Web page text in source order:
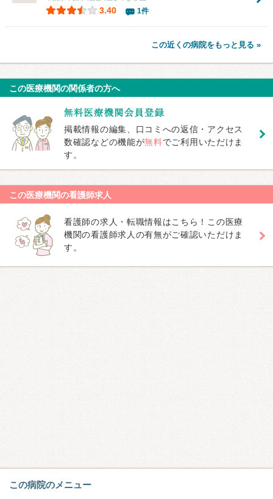
3.40 1件
この近くの病院をもっと見る »
この医療機関の関係者の方へ
掲載情報の編集、口コミへの返信・アクセス
数確認などの機能が無料でご利用いただけま
す。
この医療機関の看護師求人
看護師の求人・転職情報はこちら！この医療
機関の看護師求人の有無がご確認いただけま
す。
この病院のメニュー